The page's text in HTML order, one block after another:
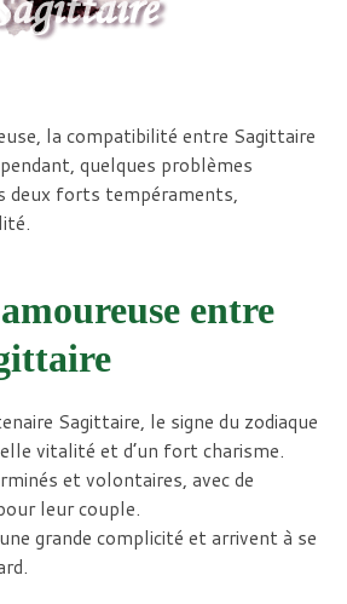
la compatibilité entre Sagittaire
quelques problèmes
deux forts tempéraments,
entre
Sagittaire, le signe du zodiaque
vitalité et d’un fort charisme.
et volontaires, avec de
leur couple.
grande complicité et arrivent à se